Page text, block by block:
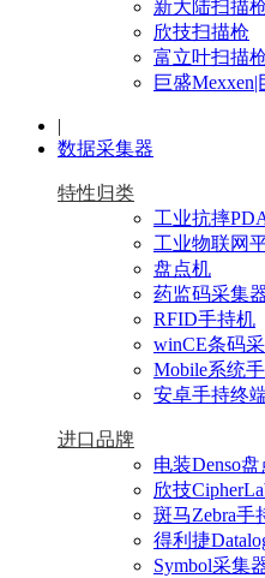
新大陆扫描
欣技扫描枪
富立叶扫描
巨盛Mexxen|
|
数据采集器
特性归类
工业抗摔
工业物联网
盘点机
药监码采集
RFID手持机
winCE条码
Mobile系统
安卓手持终
进口品牌
电装Denso
欣技
斑马Zebra手
得利捷
Symbol采集